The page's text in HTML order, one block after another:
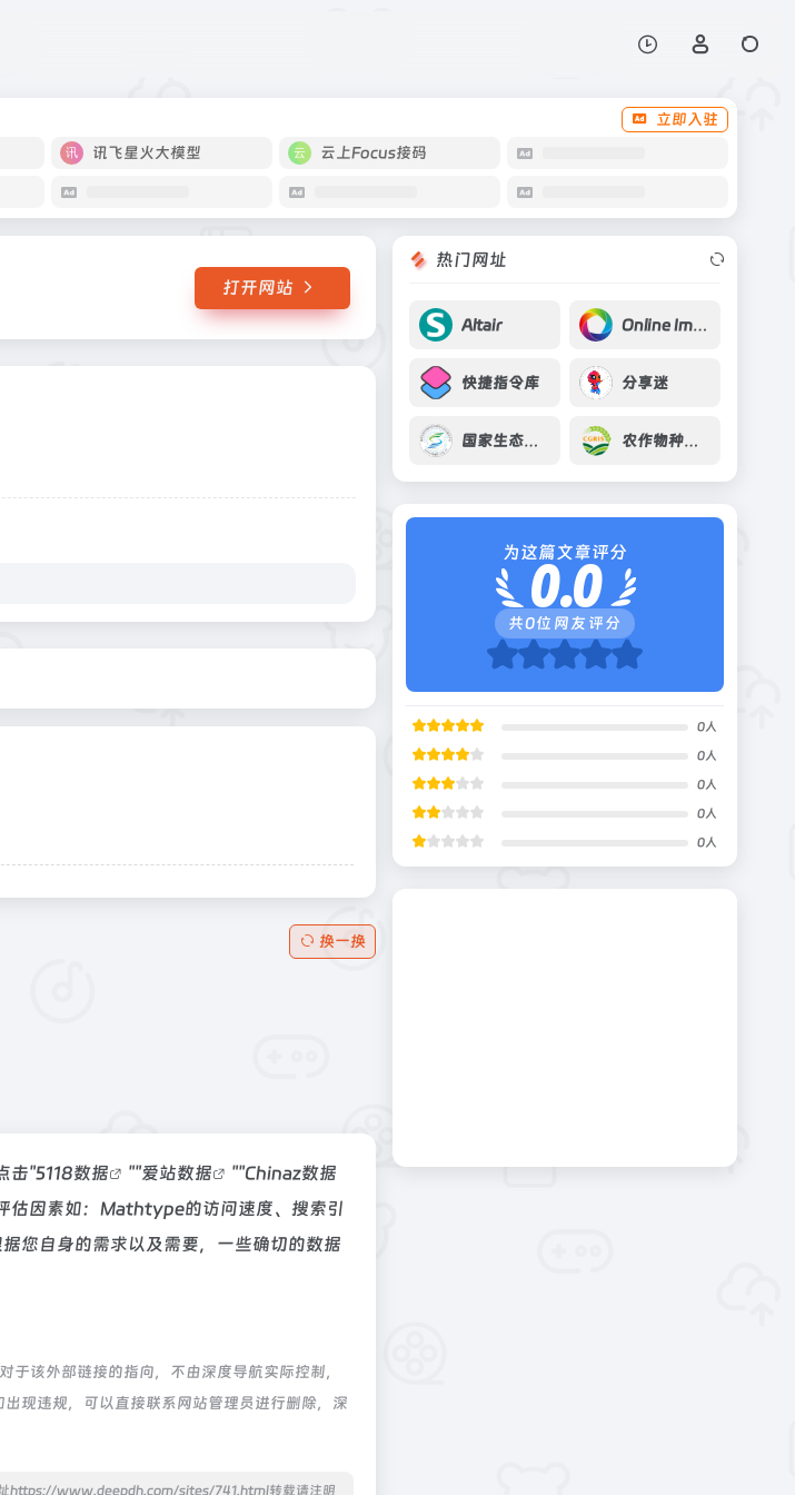
立即入驻
讯飞星火大模型 云上Focus接码
打开网站
换一换
击"5118数据 ""爱站数据 ""Chinaz数据
估因素如：Mathtype的访问速度、搜索引
您自身的需求以及需要，一些确切的数据
该外部链接的指向，不由深度导航实际控制，
现违规，可以直接联系网站管理员进行删除，深
https://www.deepdh.com/sites/741.html转载请注明
热门网址
Altair Online Image Tool
快捷指令库 分享迷
国家生态环境科技成果转化综合服务平台 农作物种质资源平台
为这篇文章评分
0.0
共0位网友评分
0人
0人
0人
0人
0人